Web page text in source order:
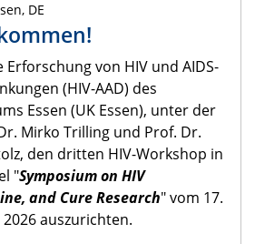
DE
von HIV und AIDS-
(HIV-AAD) des
Essen (UK Essen), unter der
Mirko Trilling und Prof. Dr.
den dritten HIV-Workshop in
"Symposium on HIV
and Cure Research" vom 17.
auszurichten.